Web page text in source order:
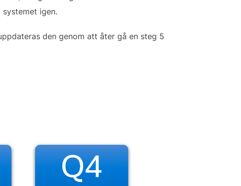
igen.
den genom att åter gå en steg 5